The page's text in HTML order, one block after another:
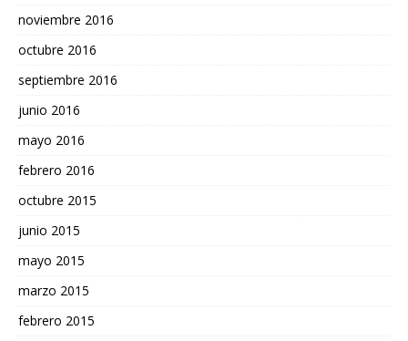
noviembre 2016
octubre 2016
septiembre 2016
junio 2016
mayo 2016
febrero 2016
octubre 2015
junio 2015
mayo 2015
marzo 2015
febrero 2015